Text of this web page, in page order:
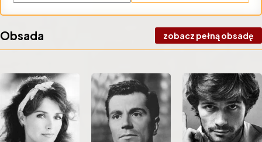
Obsada zobacz pełną obsadę